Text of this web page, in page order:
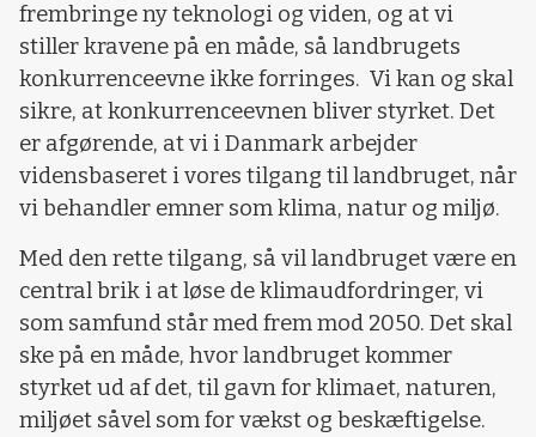
frembringe ny teknologi og viden, og at vi
stiller kravene på en måde, så landbrugets
konkurrenceevne ikke forringes. Vi kan og skal
sikre, at konkurrenceevnen bliver styrket. Det
er afgørende, at vi i Danmark arbejder
vidensbaseret i vores tilgang til landbruget, når
vi behandler emner som klima, natur og miljø.
Med den rette tilgang, så vil landbruget være en
central brik i at løse de klimaudfordringer, vi
som samfund står med frem mod 2050. Det skal
ske på en måde, hvor landbruget kommer
styrket ud af det, til gavn for klimaet, naturen,
miljøet såvel som for vækst og beskæftigelse.